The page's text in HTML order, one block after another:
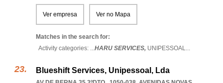
Ver empresa Ver no Mapa
Matches in the search for:
Activity categories: ...HARU SERVICES, UNIPESSOAL...
Blueshift Services, Unipessoal, Lda